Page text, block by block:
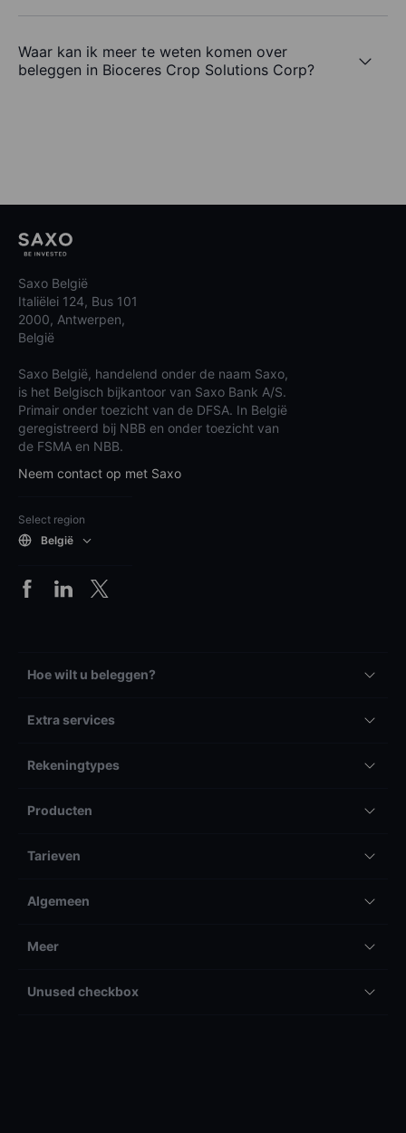
Waar kan ik meer te weten komen over
beleggen in Bioceres Crop Solutions Corp?
Saxo België
Italiëlei 124, Bus 101
2000, Antwerpen,
België
Saxo België, handelend onder de naam Saxo,
is het Belgisch bijkantoor van Saxo Bank A/S.
Primair onder toezicht van de DFSA. In België
geregistreerd bij NBB en onder toezicht van
de FSMA en NBB.
Neem contact op met Saxo
Select region
België
Hoe wilt u beleggen?
Extra services
Rekeningtypes
Producten
Tarieven
Algemeen
Meer
Unused checkbox